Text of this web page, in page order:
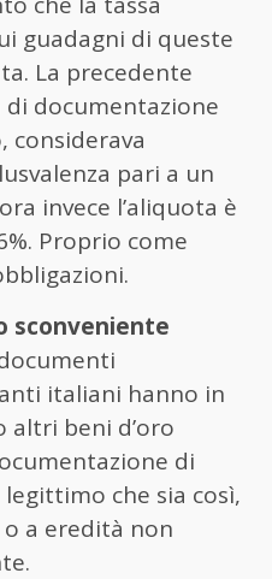
guadagni di queste
La precedente
di documentazione
considerava
pari a un
invece l’aliquota è
Proprio come
sconveniente
italiani hanno in
altri beni d’oro
di
che sia così,
a eredità non